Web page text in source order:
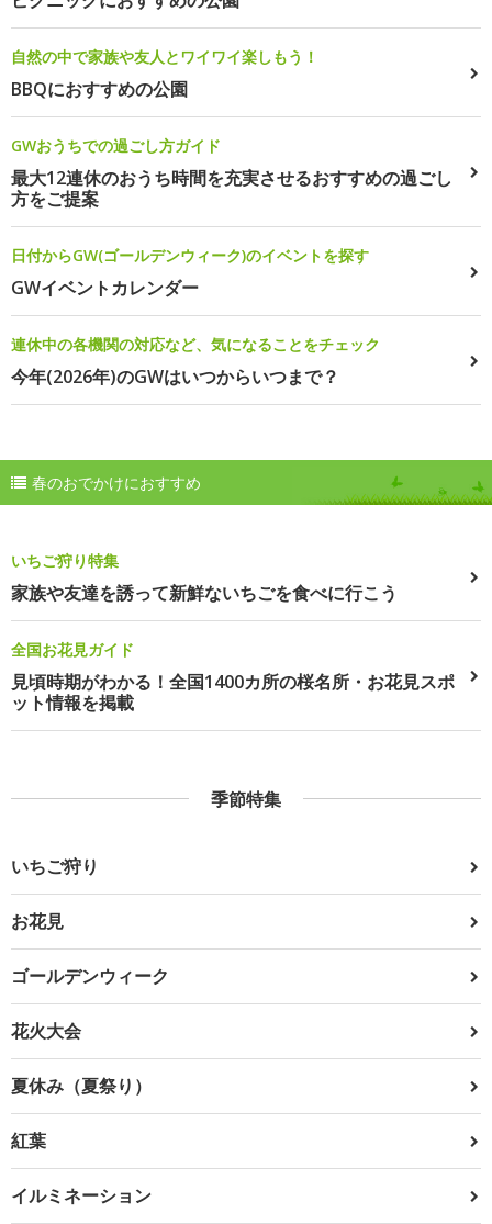
自然の中で家族や友人とワイワイ楽しもう！
BBQにおすすめの公園
GWおうちでの過ごし方ガイド
最大12連休のおうち時間を充実させるおすすめの過ごし
方をご提案
日付からGW(ゴールデンウィーク)のイベントを探す
GWイベントカレンダー
連休中の各機関の対応など、気になることをチェック
今年(2026年)のGWはいつからいつまで？
春のおでかけにおすすめ
いちご狩り特集
家族や友達を誘って新鮮ないちごを食べに行こう
全国お花見ガイド
見頃時期がわかる！全国1400カ所の桜名所・お花見スポ
ット情報を掲載
季節特集
いちご狩り
お花見
ゴールデンウィーク
花火大会
夏休み（夏祭り）
紅葉
イルミネーション